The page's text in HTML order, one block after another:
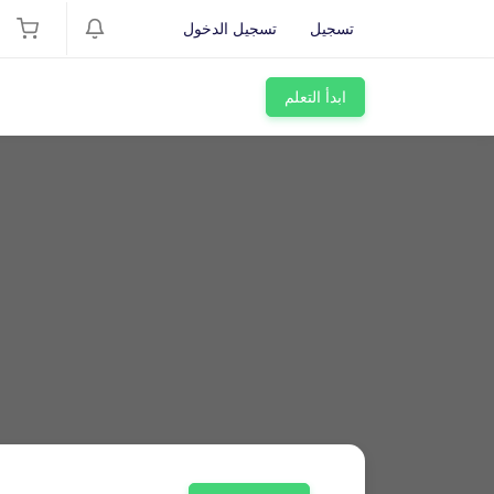
تسجيل الدخول تسجيل
ابدأ التعلم